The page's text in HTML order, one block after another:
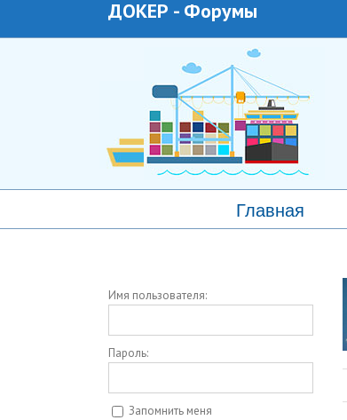
ДОКЕР - Форумы
Главная
Имя пользователя:
Пароль:
Запомнить меня